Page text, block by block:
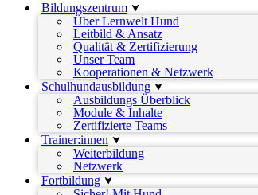
Bildungszentrum
Über Lernwelt Hund
Leitbild & Ansatz
Qualität & Zertifizierung
Unser Team
Kooperationen & Netzwerk
Schulhundausbildung
Ausbildungs Überblick
Module & Inhalte
Zertifizierte Teams
Trainer:innen
Weiterbildung
Netzwerk
Fortbildung